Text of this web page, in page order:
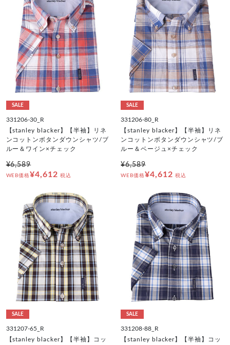
SALE
331206-30_R
【stanley blacker】【半袖】リネ
ンコットンボタンダウンシャツ/ブ
ルー＆ワイン×チェック
¥6,589
WEB価格¥4,612 税込
SALE
331206-80_R
【stanley blacker】【半袖】リネ
ンコットンボタンダウンシャツ/ブ
ルー＆ベージュ×チェック
¥6,589
WEB価格¥4,612 税込
SALE
331207-65_R
【stanley blacker】【半袖】コッ
SALE
331208-88_R
【stanley blacker】【半袖】コッ